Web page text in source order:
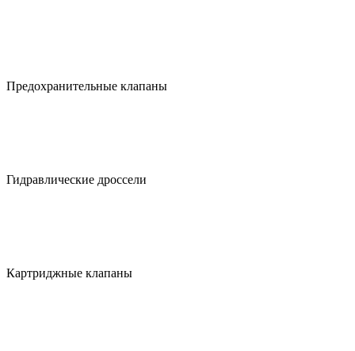
Предохранительные клапаны
Гидравлические дроссели
Картриджные клапаны